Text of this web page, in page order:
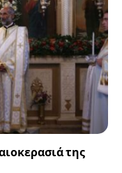
της